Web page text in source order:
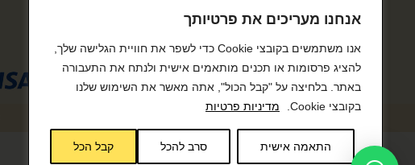
אנחנו מעריכים את פרטיותך
אנו משתמשים בקובצי Cookie כדי לשפר את חוויית הגלישה שלך,
להציג פרסומות או תכנים מותאמים אישית ולנתח את התעבורה
באתר. בלחיצה על "קבל הכול", אתה מאשר את השימוש שלנו
בקובצי Cookie.
מדיניות פרטיות
התאמה אישית סרב להכל קבל הכל